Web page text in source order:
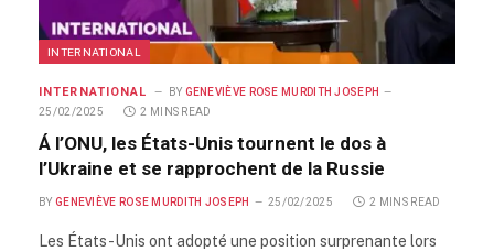
INTERNATIONAL
INTERNATIONAL BY GENEVIÈVE ROSE MURDITH JOSEPH
25/02/2025
2 MINS READ
Á l’ONU, les États-Unis tournent le dos à
l’Ukraine et se rapprochent de la Russie
BY GENEVIÈVE ROSE MURDITH JOSEPH 25/02/2025 2 MINS READ
Les États-Unis ont adopté une position surprenante lors